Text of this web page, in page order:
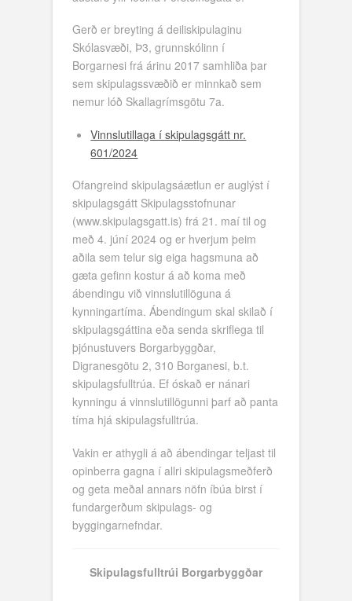
Gerð er breyting á deiliskipulaginu
Skólasvæði, Þ3, grunnskólinn í
Borgarnesi frá árinu 2017 samhliða þar
sem skipulagssvæðið er minnkað sem
nemur lóð Skallagrímsgötu 7a.
Vinnslutillaga í skipulagsgátt nr.
601/2024
Ofangreind skipulagsáætlun er auglýst í
skipulagsgátt Skipulagsstofnunar
(www.skipulagsgatt.is) frá 21. maí til og
með 4. júní 2024 og er hverjum þeim
aðila sem telur sig eiga hagsmuna að
gæta gefinn kostur á að koma með
ábendingu við vinnslutillöguna á
kynningartíma. Ábendingum skal skilað í
skipulagsgáttina eða senda skriflega til
þjónustuvers Borgarbyggðar,
Digranesgötu 2, 310 Borganesi, b.t.
skipulagsfulltrúa. Ef óskað er nánari
kynningu á vinnslutillögunni þarf að panta
tíma hjá skipulagsfulltrúa.
Vakin er athygli á að ábendingar teljast til
opinberra gagna í allri skipulagsmeðferð
og geta meðal annars nöfn íbúa birst í
fundargerðum skipulags- og
byggingarnefndar.
Skipulagsfulltrúi Borgarbyggðar